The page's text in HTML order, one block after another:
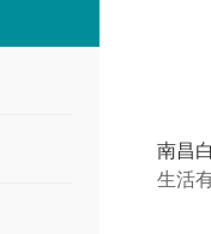
南昌
生活